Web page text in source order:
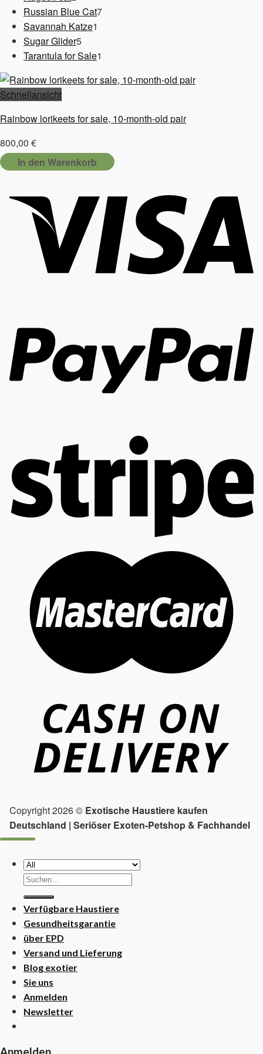
Produkte
Russian Blue Cat77
Savannah Katze1
Sugar Glider55
Produkte
Tarantula for Sale1
Schnellansicht
Rainbow lorikeets for sale, 10-month-old pair
800,00 €
In den Warenkorb
Copyright 2026 © Exotische Haustiere kaufen
Deutschland | Seriöser Exoten-Petshop & Fachhandel
Suchen
nach:
Verfügbare Haustiere
Gesundheitsgarantie
über EPD
Versand und Lieferung
Blog exotier
Sie uns
Anmelden
Newsletter